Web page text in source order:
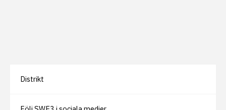
Distrikt